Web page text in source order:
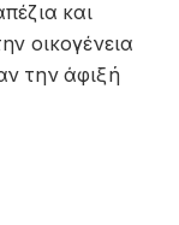
και
οικογένεια
την άφιξή